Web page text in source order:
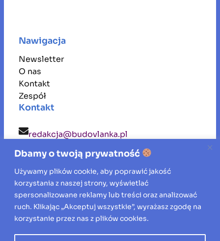
Dbamy o twoją prywatność
Używamy plików cookie, aby poprawić jakość
korzystania z naszej strony, wyświetlać
spersonalizowane reklamy lub treści oraz analizować
ruch. Klikając „Akceptuj wszystkie”, wyrażasz zgodę na
korzystanie przez nas z plików cookies.
Nawigacja
Newsletter
O nas
Kontakt
Zespół
Kontakt
redakcja@budovlanka.pl
Inspiracje, porady i aktualności ze świata
budownictwa, remontów oraz aranżacji
wnętrz.